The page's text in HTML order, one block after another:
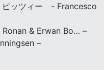
ピッツィー - Francesco
& Erwan Bo… –
–